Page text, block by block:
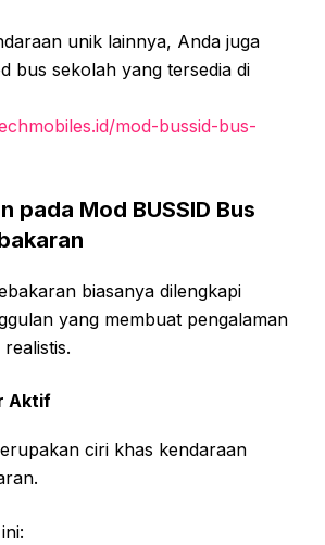
unik lainnya, Anda juga
bus sekolah yang tersedia di
mod-bussid-bus-
pada Mod BUSSID Bus
biasanya dilengkapi
yang membuat pengalaman
Aktif
ciri khas kendaraan